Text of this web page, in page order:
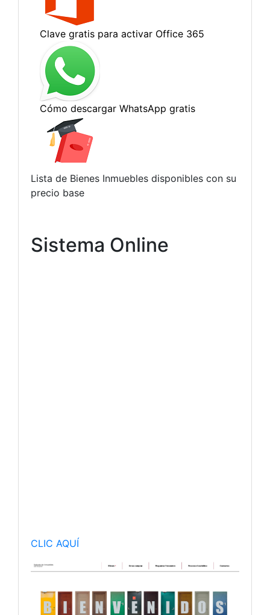
Lista de Bienes Inmuebles disponibles con su
precio base
Sistema Online
CLIC AQUÍ